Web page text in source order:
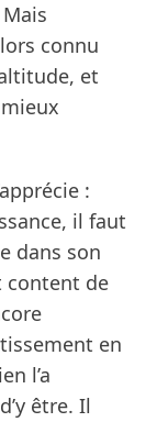
connu
et
:
il faut
dans son
content de
en
l’a
être. Il